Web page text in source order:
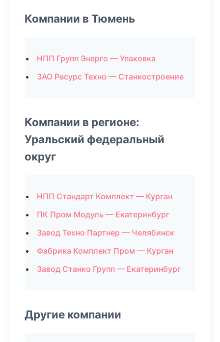
Компании в Тюмень
НПП Групп Энерго — Упаковка
ЗАО Ресурс Техно — Станкостроение
Компании в регионе:
Уральский федеральный
округ
НПП Стандарт Комплект — Курган
ПК Пром Модуль — Екатеринбург
Завод Техно Партнер — Челябинск
Фабрика Комплект Пром — Курган
Завод Станко Групп — Екатеринбург
Другие компании